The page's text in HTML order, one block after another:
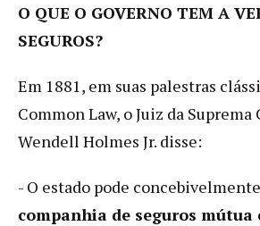
O QUE O GOVERNO TEM A
SEGUROS?
Em 1881, em suas palestras
Common Law, o Juiz da
Wendell Holmes Jr. disse:
- O estado pode
companhia de seguros mútua